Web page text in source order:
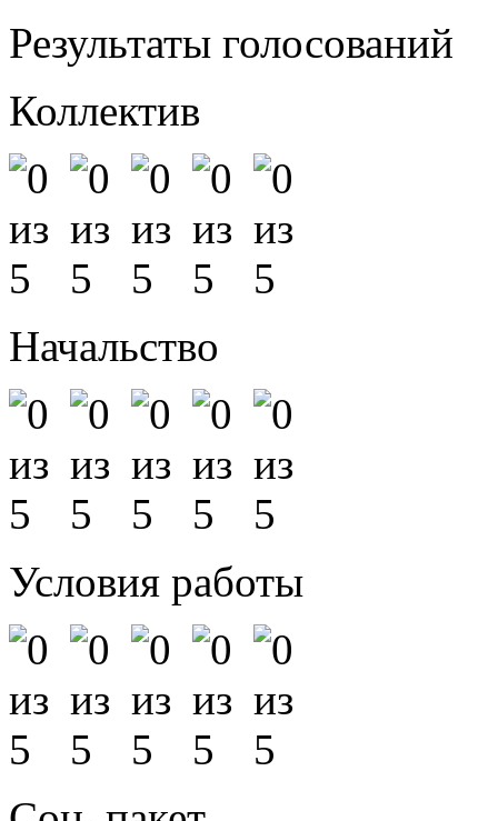
Результаты голосований
Коллектив
Начальство
Условия работы